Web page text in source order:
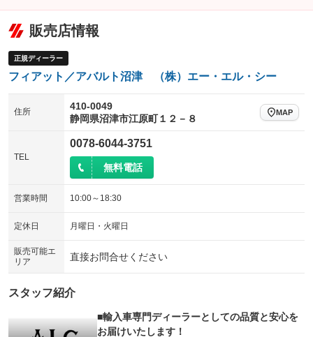
販売店情報
正規ディーラー
フィアット／アバルト沼津 （株）エー・エル・シー
住所
410-0049
静岡県沼津市江原町１２－８
MAP
TEL
0078-6044-3751
無料電話
営業時間 10:00～18:30
定休日 月曜日・火曜日
販売可能エ
リア
直接お問合せください
スタッフ紹介
■輸入車専門ディーラーとしての品質と安心を
お届けいたします！